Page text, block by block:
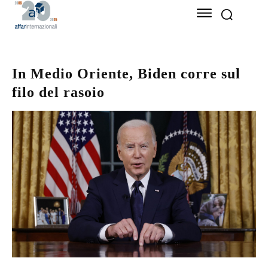
In Medio Oriente, Biden corre sul
filo del rasoio